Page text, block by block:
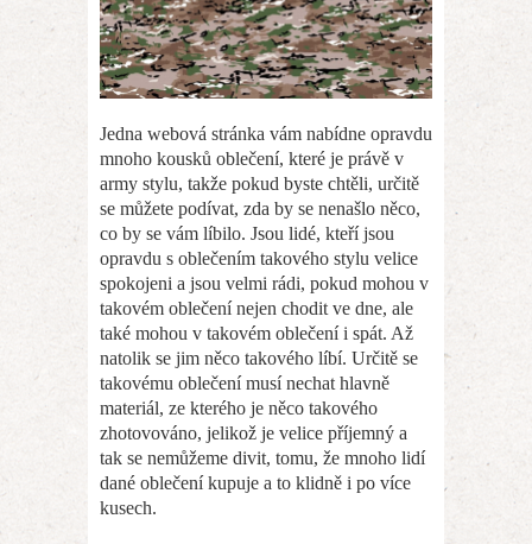
Jedna webová stránka vám nabídne opravdu
mnoho kousků oblečení, které je právě v
army stylu, takže pokud byste chtěli, určitě
se můžete podívat, zda by se nenašlo něco,
co by se vám líbilo. Jsou lidé, kteří jsou
opravdu s oblečením takového stylu velice
spokojeni a jsou velmi rádi, pokud mohou v
takovém oblečení nejen chodit ve dne, ale
také mohou v takovém oblečení i spát. Až
natolik se jim něco takového líbí. Určitě se
takovému oblečení musí nechat hlavně
materiál, ze kterého je něco takového
zhotovováno, jelikož je velice příjemný a
tak se nemůžeme divit, tomu, že mnoho lidí
dané oblečení kupuje a to klidně i po více
kusech.